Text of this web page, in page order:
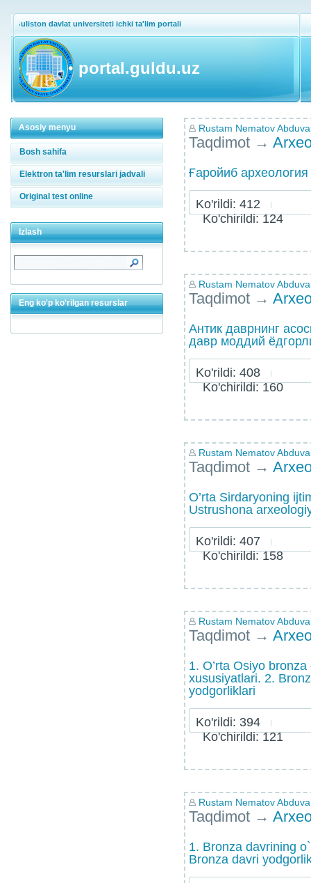
Guliston davlat universiteti ichki ta'lim portali
portal.guldu.uz
Asosiy menyu
Bosh sahifa
Elektron ta'lim resurslari jadvali
Original test online
Izlash
Eng ko'p ko'rilgan resurslar
Rustam Nematov
Taqdimot →
Ғаройиб археология
Ko'rildi: 412
Ko'chirildi: 124
Rustam Nematov
Taqdimot →
Антик даврнинг
давр моддий
Ko'rildi: 408
Ko'chirildi: 160
Rustam Nematov
Taqdimot →
O’rta Sirdaryoning
Ustrushona
Ko'rildi: 407
Ko'chirildi: 158
Rustam Nematov
Taqdimot →
1. O’rta Osiyo
xususiyatlari. 2.
yodgorliklari
Ko'rildi: 394
Ko'chirildi: 121
Rustam Nematov
Taqdimot →
1. Bronza davrining
Bronza davri